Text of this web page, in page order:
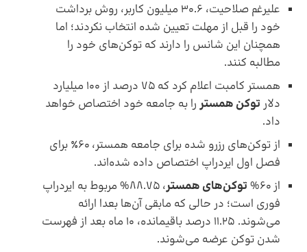
علیرغم صلاحیت، 30.6 میلیون کاربر، روش برداشت
خود را قبل از مهلت تعیین شده انتخاب نکردند؛ اما
همچنان این شانس را دارند که توکن‌های خود را
مطالبه کنند.
همستر کامبت اعلام کرد که 75 درصد از 100 میلیارد
دلار توکن همستر را به جامعه خود اختصاص خواهد
داد.
از توکن‌های رزرو شده برای جامعه همستر، 60٪ برای
فصل اول ایردراپ اختصاص داده شده‌اند.
از 60%
توکن‌های همستر
، 88.75% مربوط به ایردراپ
فوری است؛ در حالی که مابقی آن‌ها بعدا ارائه
می‌شوند. 11.25 درصد باقیمانده، 10 ماه بعد از فهرست
شدن توکن عرضه می‌شوند.